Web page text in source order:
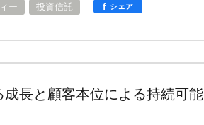
ー 投資信託 f シェア
長と顧客本位による持続可能